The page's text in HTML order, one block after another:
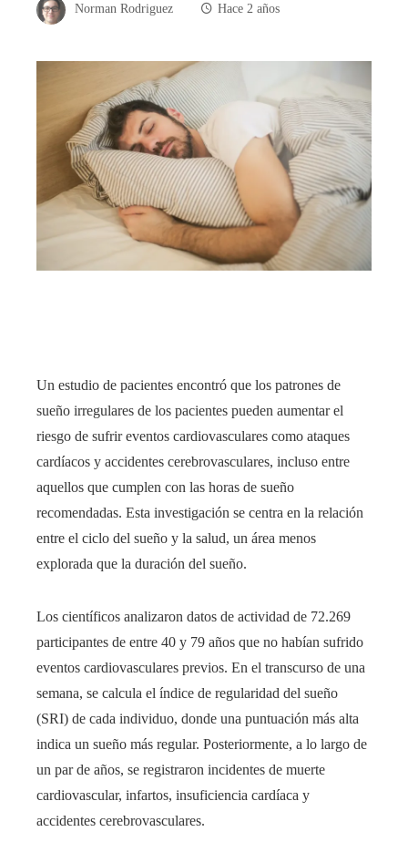
Norman Rodriguez Hace 2 años
Un estudio de pacientes encontró que los patrones de
sueño irregulares de los pacientes pueden aumentar el
riesgo de sufrir eventos cardiovasculares como ataques
cardíacos y accidentes cerebrovasculares, incluso entre
aquellos que cumplen con las horas de sueño
recomendadas. Esta investigación se centra en la relación
entre el ciclo del sueño y la salud, un área menos
explorada que la duración del sueño.
Los científicos analizaron datos de actividad de 72.269
participantes de entre 40 y 79 años que no habían sufrido
eventos cardiovasculares previos. En el transcurso de una
semana, se calcula el índice de regularidad del sueño
(SRI) de cada individuo, donde una puntuación más alta
indica un sueño más regular. Posteriormente, a lo largo de
un par de años, se registraron incidentes de muerte
cardiovascular, infartos, insuficiencia cardíaca y
accidentes cerebrovasculares.